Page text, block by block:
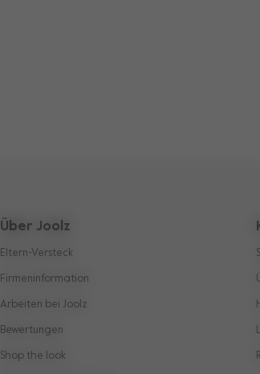
Über Joolz
Eltern-Versteck
Firmeninformation
Arbeiten bei Joolz
Bewertungen
Shop the look